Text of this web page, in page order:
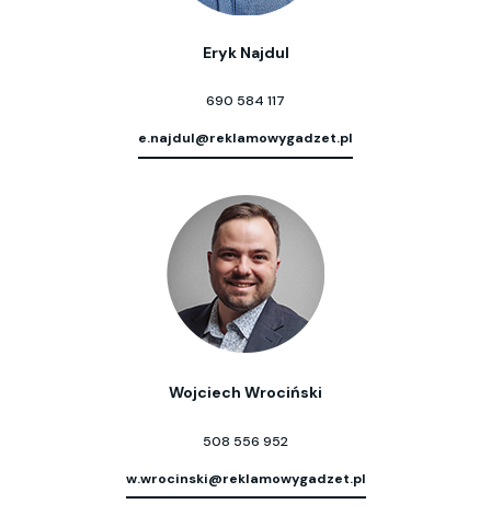
Eryk Najdul
690 584 117
e.najdul@reklamowygadzet.pl
Wojciech Wrociński
508 556 952
w.wrocinski@reklamowygadzet.pl